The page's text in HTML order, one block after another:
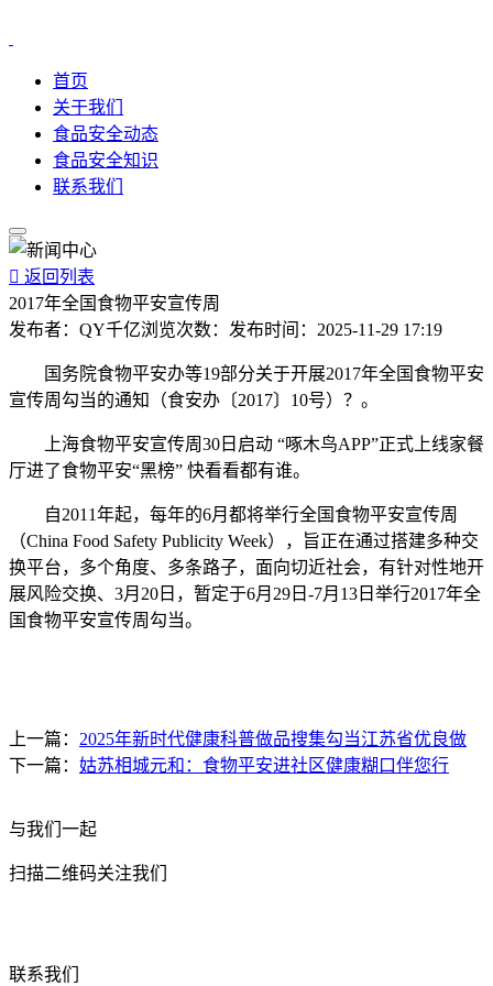
首页
关于我们
食品安全动态
食品安全知识
联系我们
 返回列表
2017年全国食物平安宣传周
发布者： QY千亿浏览次数： 发布时间： 2025-11-29 17:19
国务院食物平安办等19部分关于开展2017年全国食物平安
宣传周勾当的通知（食安办〔2017〕10号）？。
上海食物平安宣传周30日启动 “啄木鸟APP”正式上线家餐
厅进了食物平安“黑榜” 快看看都有谁。
自2011年起，每年的6月都将举行全国食物平安宣传周
（China Food Safety Publicity Week），旨正在通过搭建多种交
换平台，多个角度、多条路子，面向切近社会，有针对性地开
展风险交换、3月20日，暂定于6月29日-7月13日举行2017年全
国食物平安宣传周勾当。
上一篇： 2025年新时代健康科普做品搜集勾当江苏省优良做
下一篇： 姑苏相城元和：食物平安进社区健康糊口伴您行
与我们一起
扫描二维码关注我们
联系我们